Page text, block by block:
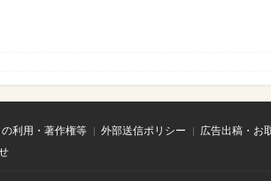
利用・著作権等 外部送信ポリシー
広告出稿・お